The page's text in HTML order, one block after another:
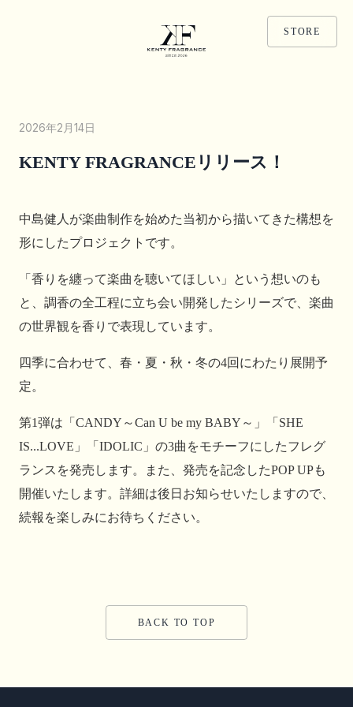
STORE
2026年2月14日
KENTY FRAGRANCEリリース！
中島健人が楽曲制作を始めた当初から描いてきた構想を
形にしたプロジェクトです。
「香りを纏って楽曲を聴いてほしい」という想いのも
と、調香の全工程に立ち会い開発したシリーズで、楽曲
の世界観を香りで表現しています。
四季に合わせて、春・夏・秋・冬の4回にわたり展開予
定。
第1弾は「CANDY～Can U be my BABY～」「SHE
IS...LOVE」「IDOLIC」の3曲をモチーフにしたフレグ
ランスを発売します。また、発売を記念したPOP UPも
開催いたします。詳細は後日お知らせいたしますので、
続報を楽しみにお待ちください。
BACK TO TOP